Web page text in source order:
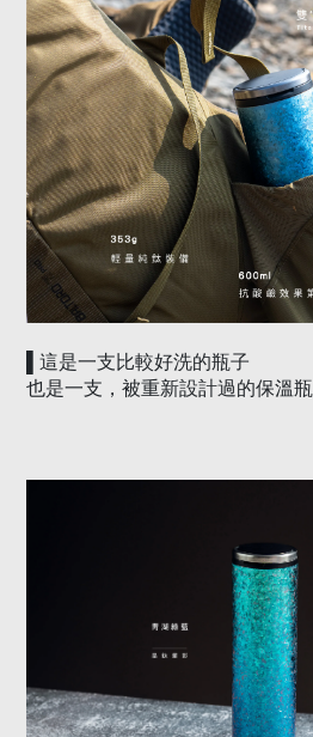
▌這是一支比較好洗的瓶子
也是一支，被重新設計過的保溫瓶